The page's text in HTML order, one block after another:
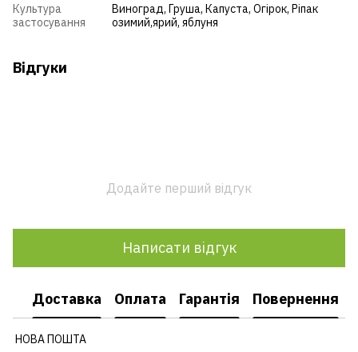
Культура
застосування
Виноград, Груша, Капуста, Огірок, Ріпак
озимий,ярий, яблуня
Відгуки
Додайте перший відгук
Написати відгук
Доставка Оплата Гарантія Повернення
НОВА ПОШТА